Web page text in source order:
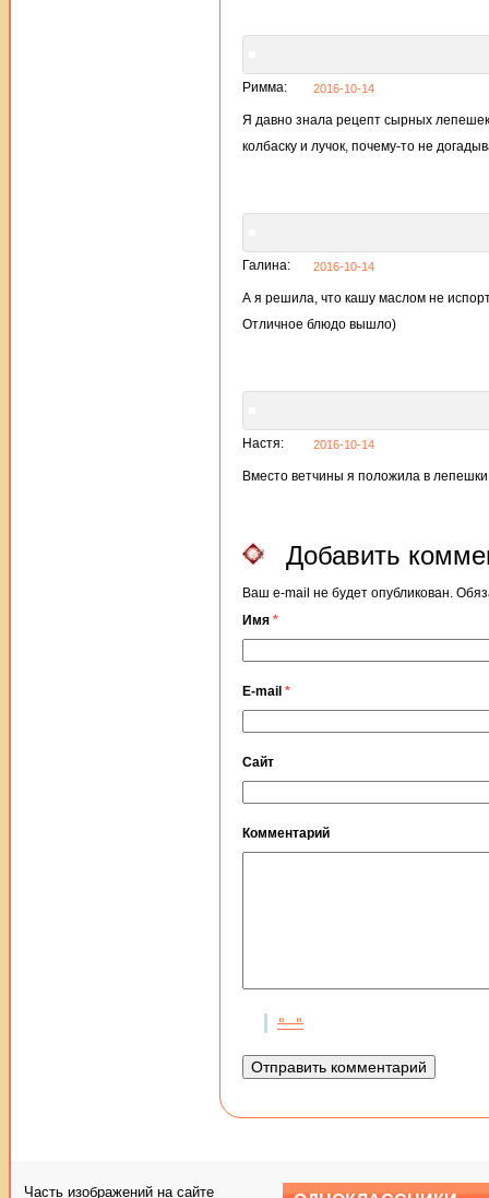
Римма: 2016-10-14
Я давно знала рецепт сырных
колбаску и лучок, почему-то не
Галина: 2016-10-14
А я решила, что кашу маслом не
Отличное блюдо вышло)
Настя: 2016-10-14
Вместо ветчины я положила в
Добавить
Ваш e-mail не будет опубликован.
Имя *
E-mail *
Сайт
Комментарий
Часть изображений на сайте